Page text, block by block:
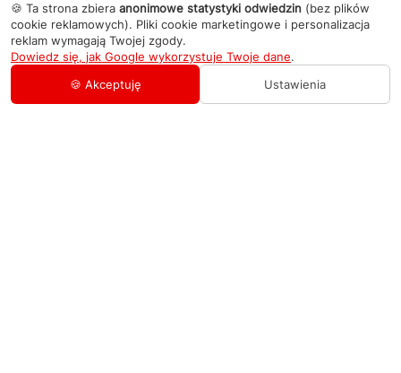
🍪 Ta strona zbiera anonimowe statystyki odwiedzin (bez plików
cookie reklamowych). Pliki cookie marketingowe i personalizacja
reklam wymagają Twojej zgody.
Dowiedz się, jak Google wykorzystuje Twoje dane.
🍪 Akceptuję
Ustawienia